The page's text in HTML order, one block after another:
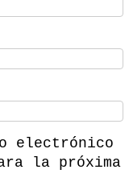
electrónico
la próxima